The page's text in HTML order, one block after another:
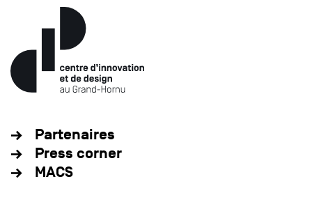
Partenaires
Press corner
MACS